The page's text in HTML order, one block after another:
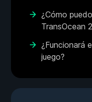
¿Cómo
TransOcean
¿Funcionará
juego?